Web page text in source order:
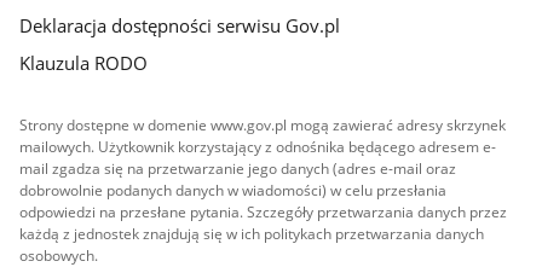
Deklaracja dostępności serwisu Gov.pl
Klauzula RODO
Strony dostępne w domenie www.gov.pl mogą zawierać adresy skrzynek
mailowych. Użytkownik korzystający z odnośnika będącego adresem e-
mail zgadza się na przetwarzanie jego danych (adres e-mail oraz
dobrowolnie podanych danych w wiadomości) w celu przesłania
odpowiedzi na przesłane pytania. Szczegóły przetwarzania danych przez
każdą z jednostek znajdują się w ich politykach przetwarzania danych
osobowych.